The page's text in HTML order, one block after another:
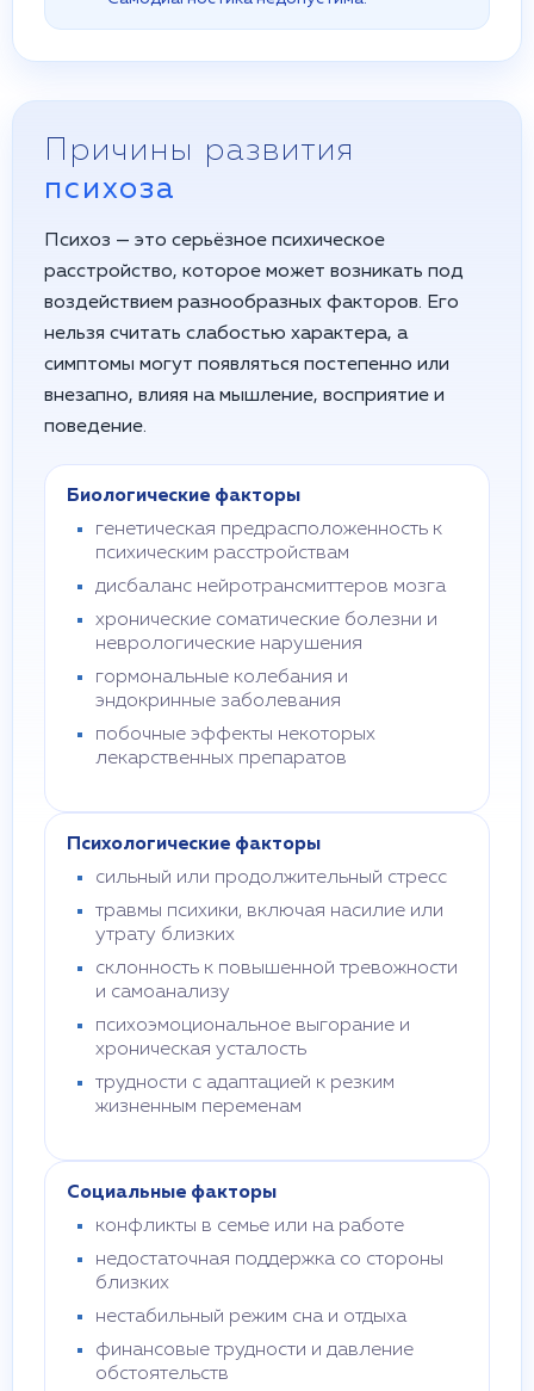
Причины развития
психоза
Психоз — это серьёзное психическое
расстройство, которое может возникать под
воздействием разнообразных факторов. Его
нельзя считать слабостью характера, а
симптомы могут появляться постепенно или
внезапно, влияя на мышление, восприятие и
поведение.
Биологические факторы
генетическая предрасположенность к
психическим расстройствам
дисбаланс нейротрансмиттеров мозга
хронические соматические болезни и
неврологические нарушения
гормональные колебания и
эндокринные заболевания
побочные эффекты некоторых
лекарственных препаратов
Психологические факторы
сильный или продолжительный стресс
травмы психики, включая насилие или
утрату близких
склонность к повышенной тревожности
и самоанализу
психоэмоциональное выгорание и
хроническая усталость
трудности с адаптацией к резким
жизненным переменам
Социальные факторы
конфликты в семье или на работе
недостаточная поддержка со стороны
близких
нестабильный режим сна и отдыха
финансовые трудности и давление
обстоятельств